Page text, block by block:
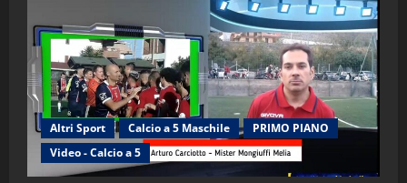
Altri Sport Calcio a 5 Maschile
PRIMO PIANO
Video - Calcio a 5